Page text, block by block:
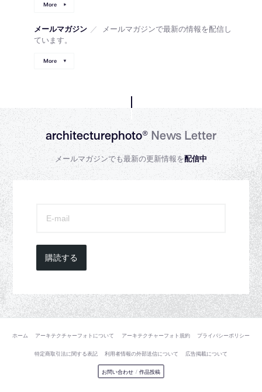
More
メールマガジン ／
メールマガジンで最新の情報を配信し
ています。
More
architecturephoto®News Letter
メールマガジンでも最新の更新情報を配信中
購読する
ホーム アーキテクチャーフォトについて アーキテクチャーフォト規約 プライバシーポリシー
特定商取引法に関する表記 利用者情報の外部送信について 広告掲載について
お問い合わせ / 作品投稿